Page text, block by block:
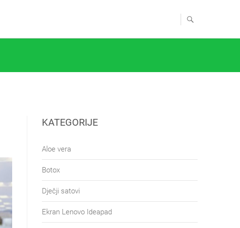
KATEGORIJE
Aloe vera
Botox
Dječji satovi
Ekran Lenovo Ideapad